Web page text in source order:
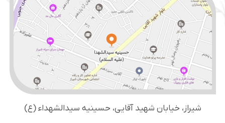
شیراز، خیابان شهید آقایی، حسینیه سید‌الشهداء (ع)